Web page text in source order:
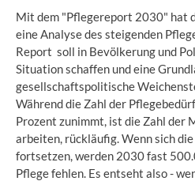
Mit dem "Pflegereport 2030" hat
eine Analyse des steigenden
Report soll in Bevölkerung und
Situation schaffen und eine
gesellschaftspolitische
Während die Zahl der
Prozent zunimmt, ist die Zahl der
arbeiten, rückläufig. Wenn sich
fortsetzen, werden 2030 fast
Pflege fehlen. Es entseht also -